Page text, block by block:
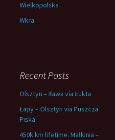
Wielkopolska
Wkra
Recent Posts
Olsztyn – Iława via Łukta
Łapy – Olsztyn via Puszcza
Piska
450k km lifetime. Małkinia –